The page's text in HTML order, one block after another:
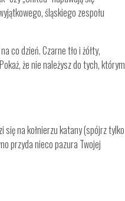
śląskiego zespołu
co dzień. Czarne tło i żółty,
że nie należysz do tych, którym
się na kołnierzu katany (spójrz tylko
przyda nieco pazura Twojej